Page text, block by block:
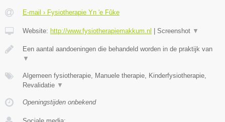
E-mail › Fysiotherapie Yn 'e Fûke
Website: http://www.fysiotherapiemakkum.nl Screenshot ▼
Een aantal aandoeningen die behandeld worden in de praktijk van
▼
Algemeen fysiotherapie, Manuele therapie, Kinderfysiotherapie,
Revalidatie ▼
Openingstijden onbekend